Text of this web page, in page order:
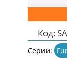
Код:
Серии: